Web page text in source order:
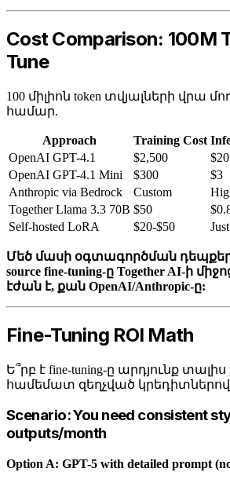
Cost Comparison: 100M
Tune
100 միլիոն token տվյալների վրա
համար.
Approach Training Cost
OpenAI GPT-4.1
$2,500
$20
OpenAI GPT-4.1 Mini
$300
$3
Anthropic via Bedrock
Custom
Together Llama 3.3 70B $50
Self-hosted LoRA
$20-$50
Մեծ մասի օգտագործման
source fine-tuning-ը Together AI-ի
էժան է, քան OpenAI/Anthropic-ը:
Fine-Tuning ROI Math
Ե՞րբ է fine-tuning-ը արդյունք տալիս
համեմատ զեղչված
Scenario: You need consistent
outputs/month
Option A: GPT-5 with detailed prompt